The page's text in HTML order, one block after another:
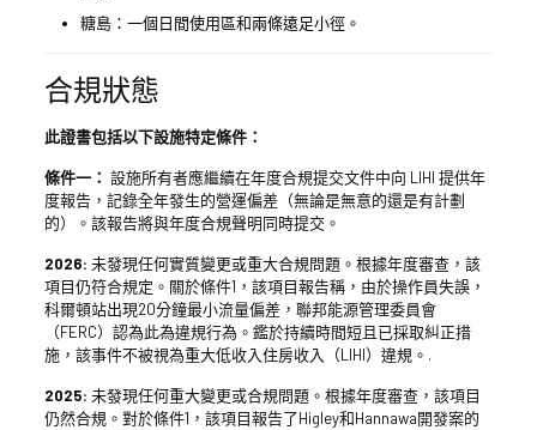
糖島：一個日間使用區和兩條遠足小徑。
合規狀態
此證書包括以下設施特定條件：
條件一： 設施所有者應繼續在年度合規提交文件中向 LIHI 提供年
度報告，記錄全年發生的營運偏差（無論是無意的還是有計劃
的）。該報告將與年度合規聲明同時提交。
2026: 未發現任何實質變更或重大合規問題。根據年度審查，該
項目仍符合規定。關於條件1，該項目報告稱，由於操作員失誤，
科爾頓站出現20分鐘最小流量偏差，聯邦能源管理委員會
（FERC）認為此為違規行為。鑑於持續時間短且已採取糾正措
施，該事件不被視為重大低收入住房收入（LIHI）違規。.
2025: 未發現任何重大變更或合規問題。根據年度審查，該項目
仍然合規。對於條件1，該項目報告了Higley和Hannawa開發案的